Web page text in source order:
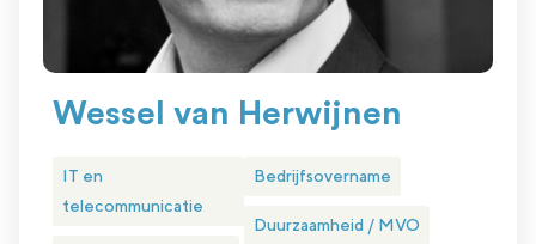
Wessel van Herwijnen
IT en
telecommunicatie
Bedrijfsovername
Duurzaamheid / MVO